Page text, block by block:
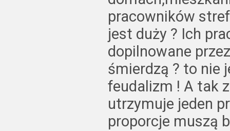
pracowników
jest duży ? Ich
dopilnowane
śmierdzą ? to nie
feudalizm ! A tak
utrzymuje jeden
proporcje muszą